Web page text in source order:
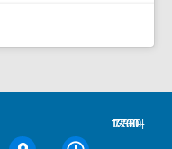
7:30 - 12:00 | 13:30 - 17:30